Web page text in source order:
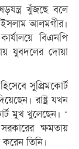
খুঁজছে বলে
ইসলাম আলমগীর।
বিএনপি
যুবদলের দোয়া
সুপ্রিমকোর্ট
রাষ্ট্র যখন
মুখ খুলেছেন। ‘
ক্ষমতায়
তিনি।